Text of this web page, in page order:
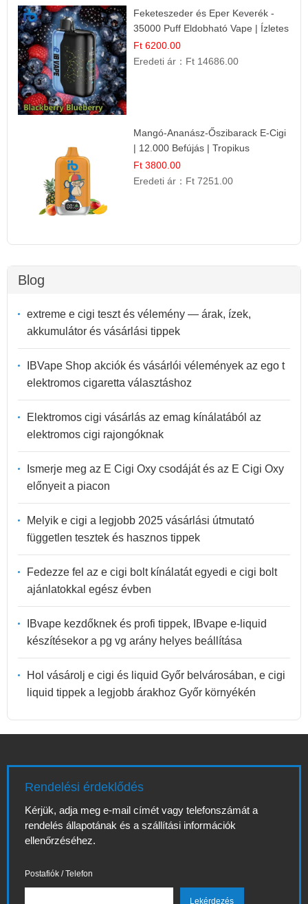
Feketeszeder és Eper Keverék -
35000 Puff Eldobható Vape | Ízletes
Gyümölcsökombináció!
Ft 6200.00
Eredeti ár： Ft 14686.00
Mangó-Ananász-Őszibarack E-Cigi
| 12.000 Befújás | Tropikus
Gyümölcs Íz
Ft 3800.00
Eredeti ár： Ft 7251.00
Blog
extreme e cigi teszt és vélemény — árak, ízek,
akkumulátor és vásárlási tippek
IBVape Shop akciók és vásárlói vélemények az ego t
elektromos cigaretta választáshoz
Elektromos cigi vásárlás az emag kínálatából az
elektromos cigi rajongóknak
Ismerje meg az E Cigi Oxy csodáját és az E Cigi Oxy
előnyeit a piacon
Melyik e cigi a legjobb 2025 vásárlási útmutató
független tesztek és hasznos tippek
Fedezze fel az e cigi bolt kínálatát egyedi e cigi bolt
ajánlatokkal egész évben
IBvape kezdőknek és profi tippek, IBvape e-liquid
készítésekor a pg vg arány helyes beállítása
Hol vásárolj e cigi és liquid Győr belvárosában, e cigi
liquid tippek a legjobb árakhoz Győr környékén
Rendelési érdeklődés
Kérjük, adja meg e-mail címét vagy telefonszámát a
rendelés állapotának és a szállítási információk
ellenőrzéséhez.
Postafiók / Telefon